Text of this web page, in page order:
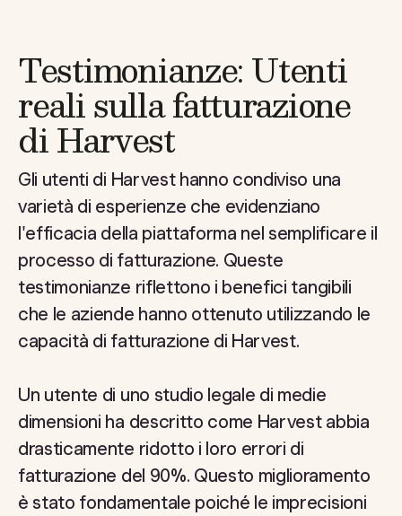
Testimonianze: Utenti
reali sulla fatturazione
di Harvest
Gli utenti di Harvest hanno condiviso una
varietà di esperienze che evidenziano
l'efficacia della piattaforma nel semplificare il
processo di fatturazione. Queste
testimonianze riflettono i benefici tangibili
che le aziende hanno ottenuto utilizzando le
capacità di fatturazione di Harvest.
Un utente di uno studio legale di medie
dimensioni ha descritto come Harvest abbia
drasticamente ridotto i loro errori di
fatturazione del 90%. Questo miglioramento
è stato fondamentale poiché le imprecisioni